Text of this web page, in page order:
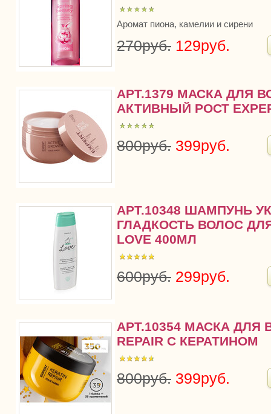
Аромат пиона, камелии и сирени
270руб. 129руб.
АРТ.1379 МАСКА ДЛЯ
АКТИВНЫЙ РОСТ
800руб. 399руб.
АРТ.10348 ШАМПУНЬ
ГЛАДКОСТЬ ВОЛОС
LOVE 400МЛ
600руб. 299руб.
АРТ.10354 МАСКА ДЛЯ
REPAIR С КЕРАТИНОМ
800руб. 399руб.